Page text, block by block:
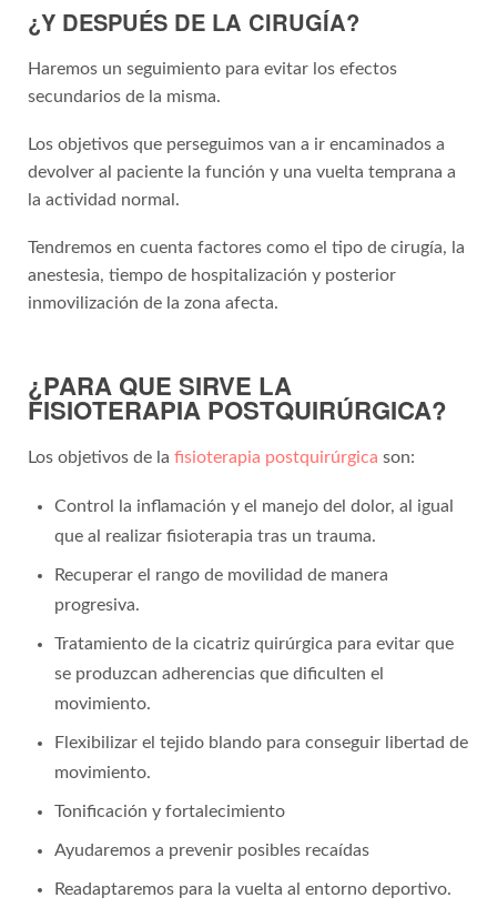
¿Y DESPUÉS DE LA CIRUGÍA?
Haremos un seguimiento para evitar los efectos
secundarios de la misma.
Los objetivos que perseguimos van a ir encaminados a
devolver al paciente la función y una vuelta temprana a
la actividad normal.
Tendremos en cuenta factores como el tipo de cirugía, la
anestesia, tiempo de hospitalización y posterior
inmovilización de la zona afecta.
¿PARA QUE SIRVE LA
FISIOTERAPIA POSTQUIRÚRGICA?
Los objetivos de la fisioterapia postquirúrgica son:
Control la inflamación y el manejo del dolor, al igual
que al realizar fisioterapia tras un trauma.
Recuperar el rango de movilidad de manera
progresiva.
Tratamiento de la cicatriz quirúrgica para evitar que
se produzcan adherencias que dificulten el
movimiento.
Flexibilizar el tejido blando para conseguir libertad de
movimiento.
Tonificación y fortalecimiento
Ayudaremos a prevenir posibles recaídas
Readaptaremos para la vuelta al entorno deportivo.